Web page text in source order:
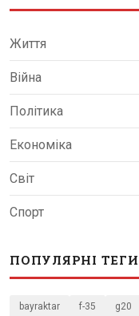
Життя
Війна
Політика
Економіка
Світ
Спорт
ПОПУЛЯРНІ ТЕГИ
bayraktar f-35 g20